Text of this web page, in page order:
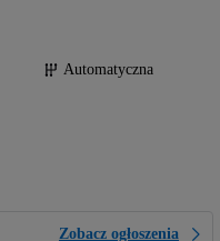
Automatyczna
Zobacz ogłoszenia